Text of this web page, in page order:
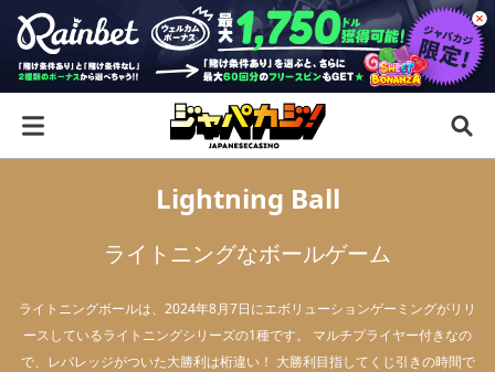
Lightning Ball
ライトニングなボールゲーム
ライトニングボールは、2024年8月7日にエボリューションゲーミングがリリ
ースしているライトニングシリーズの1種です。 マルチプライヤー付きなの
で、レバレッジがついた大勝利は桁違い！ 大勝利目指してくじ引きの時間で